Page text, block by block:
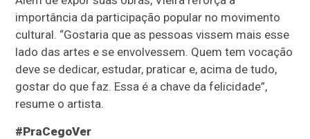
importância da participação popular no movimento
cultural. “Gostaria que as pessoas vissem mais esse
lado das artes e se envolvessem. Quem tem vocação
deve se dedicar, estudar, praticar e, acima de tudo,
gostar do que faz. Essa é a chave da felicidade”,
resume o artista.
#PraCegoVer